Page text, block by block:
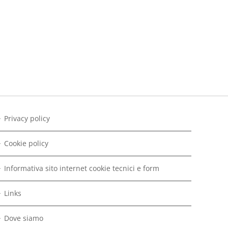
Privacy policy
Cookie policy
Informativa sito internet cookie tecnici e form
Links
Dove siamo